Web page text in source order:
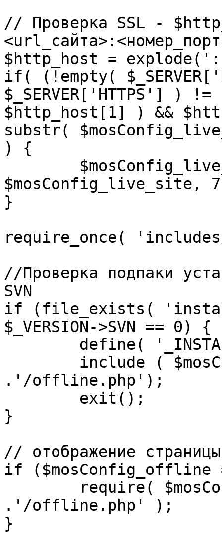
// Проверка SSL -
$http_host = explode(':',
if( (!empty(
$_SERVER['HTTPS']
$http_host[1] ) &&
substr(
) {
$mosConfig_live_site,
}
require_once(
//Проверка подпаки
SVN
if (file_exists(
$_VERSION->SVN == 0) {
.'/offline.php');
}
// отображение
if ($mosConfig_offline
.'/offline.php' );
}